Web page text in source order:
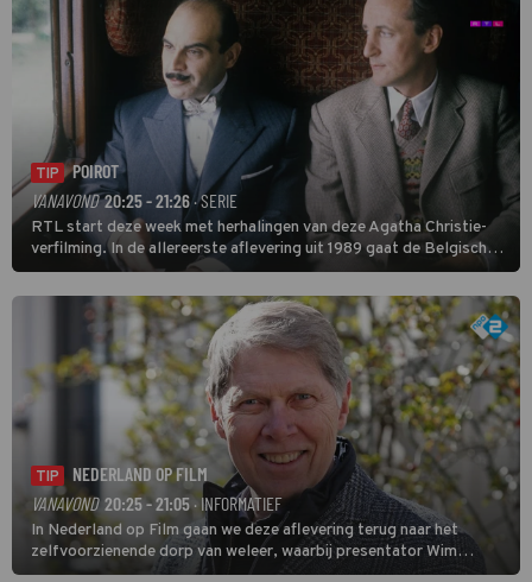
TIP
POIROT
VANAVOND 20:25 - 21:26 · SERIE
RTL start deze week met herhalingen van deze Agatha Christie-
verfilming. In de allereerste aflevering uit 1989 gaat de Belgische
speurder op zoek naar een vermiste kok. Poirot raakt al snel
verwikkeld in een moordzaak. (HH)
TIP
NEDERLAND OP FILM
VANAVOND 20:25 - 21:05· INFORMATIEF
In Nederland op Film gaan we deze aflevering terug naar het
zelfvoorzienende dorp van weleer, waarbij presentator Wim
Daniëls de kijkers meeneemt op reis door de tijd aan de hand van